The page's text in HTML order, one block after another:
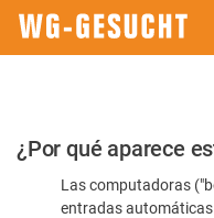
Por
favor,
confirme
¿Por qué aparece
Las computadoras
entradas